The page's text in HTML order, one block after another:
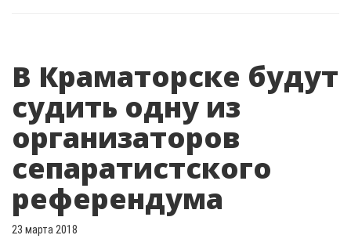
В Краматорске будут
судить одну из
организаторов
сепаратистского
референдума
23 марта 2018